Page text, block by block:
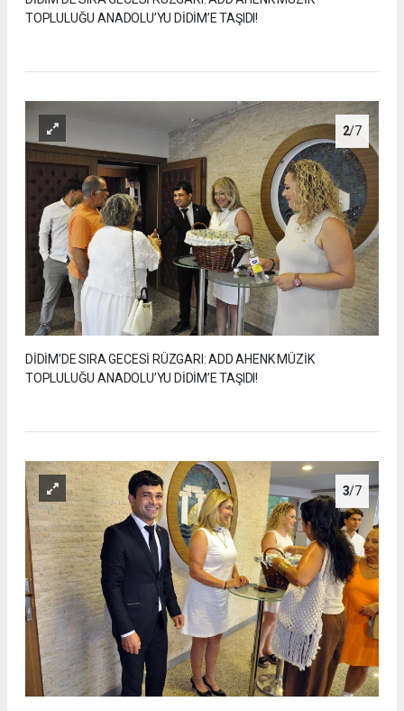
TOPLULUĞU ANADOLU’YU DİDİM’E TAŞIDI!
2/7
DİDİM’DE SIRA GECESİ RÜZGARI: ADD AHENK MÜZİK
TOPLULUĞU ANADOLU’YU DİDİM’E TAŞIDI!
3/7